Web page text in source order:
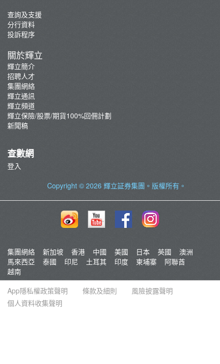
查詢及支援
分行資料
投訴程序
關於輝立
輝立簡介
招聘人才
集團網絡
輝立通訊
輝立頻道
輝立保險/股票/期貨100%回佣計劃
新聞稿
查數網
登入
Copyright © 2026 輝立証券集團 。版權所有。
集團網絡 新加坡 香港 中國 美國 日本 英國
澳洲
馬來西亞
泰國 印尼 土耳其 印度 柬埔寨
阿聯酋
越南
App隱私權政策聲明
條款及細則
風險披露聲明
個人資料收集聲明